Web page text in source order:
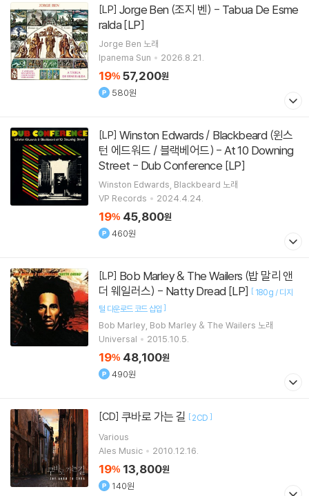
[LP]
ralda [LP]
Jorge Ben 노래
Ipanema Sun
2026.8.21.
19% 57,200원
580원
[LP]
턴 에드워드 / 블랙베어드) - At 10 Downing
Street - Dub Conference [LP]
Winston Edwards Blackbeard 노래
VP Records
2024.4.24.
19% 45,800원
460원
[LP]
더 웨일러스) - Natty Dread [LP] [ 180g / 디지
털 다운로드 코드 삽입 ]
Bob Marley Bob Marley & The Wailers 노래
Universal
2015.10.5.
19% 48,100원
490원
[CD] 쿠바로 가는 길 [2CD ]
Various
Ales Music
2010.12.16.
19% 13,800원
140원